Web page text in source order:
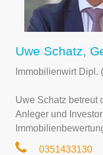
Uwe Schatz,
Immobilienwirt Dipl.
Uwe Schatz betreut
Anleger und
0351433130